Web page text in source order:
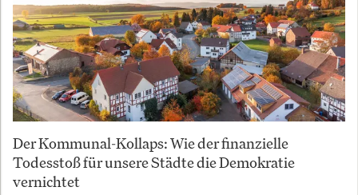
Der Kommunal-Kollaps: Wie der finanzielle
Todesstoß für unsere Städte die Demokratie
vernichtet